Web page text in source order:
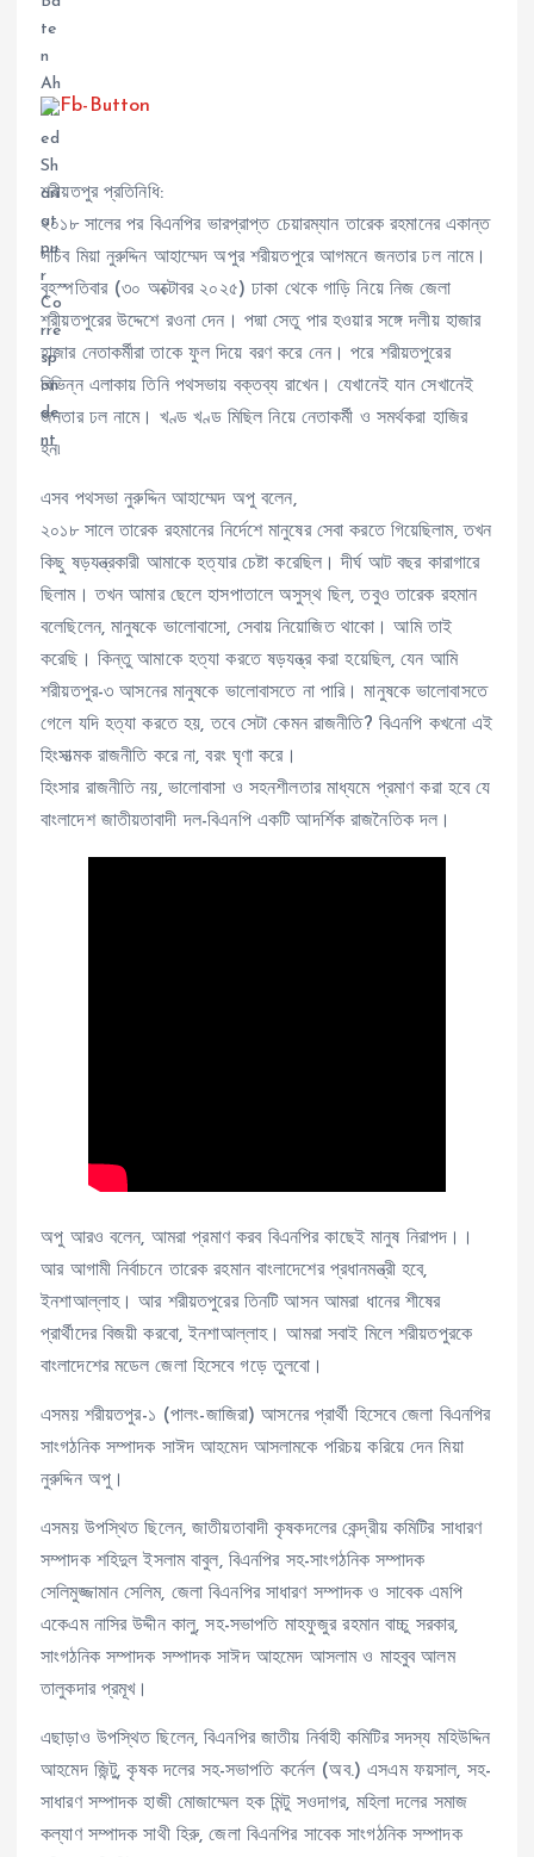
শরীয়তপুর প্রতিনিধি:
২০১৮ সালের পর বিএনপির ভারপ্রাপ্ত চেয়ারম্যান তারেক রহমানের একান্ত
সচিব মিয়া নুরুদ্দিন আহাম্মেদ অপুর শরীয়তপুরে আগমনে জনতার ঢল নামে।
বৃহস্পতিবার (৩০ অক্টোবর ২০২৫) ঢাকা থেকে গাড়ি নিয়ে নিজ জেলা
শরীয়তপুরের উদ্দেশে রওনা দেন। পদ্মা সেতু পার হওয়ার সঙ্গে দলীয় হাজার
হাজার নেতাকর্মীরা তাকে ফুল দিয়ে বরণ করে নেন। পরে শরীয়তপুরের
বিভিন্ন এলাকায় তিনি পথসভায় বক্তব্য রাখেন। যেখানেই যান সেখানেই
জনতার ঢল নামে। খণ্ড খণ্ড মিছিল নিয়ে নেতাকর্মী ও সমর্থকরা হাজির
হন৷
এসব পথসভা নুরুদ্দিন আহাম্মেদ অপু বলেন,
২০১৮ সালে তারেক রহমানের নির্দেশে মানুষের সেবা করতে গিয়েছিলাম, তখন
কিছু ষড়যন্ত্রকারী আমাকে হত্যার চেষ্টা করেছিল। দীর্ঘ আট বছর কারাগারে
ছিলাম। তখন আমার ছেলে হাসপাতালে অসুস্থ ছিল, তবুও তারেক রহমান
বলেছিলেন, মানুষকে ভালোবাসো, সেবায় নিয়োজিত থাকো। আমি তাই
করেছি। কিন্তু আমাকে হত্যা করতে ষড়যন্ত্র করা হয়েছিল, যেন আমি
শরীয়তপুর-৩ আসনের মানুষকে ভালোবাসতে না পারি। মানুষকে ভালোবাসতে
গেলে যদি হত্যা করতে হয়, তবে সেটা কেমন রাজনীতি? বিএনপি কখনো এই
হিংসাত্মক রাজনীতি করে না, বরং ঘৃণা করে।
হিংসার রাজনীতি নয়, ভালোবাসা ও সহনশীলতার মাধ্যমে প্রমাণ করা হবে যে
বাংলাদেশ জাতীয়তাবাদী দল-বিএনপি একটি আদর্শিক রাজনৈতিক দল।
অপু আরও বলেন, আমরা প্রমাণ করব বিএনপির কাছেই মানুষ নিরাপদ।।
আর আগামী নির্বাচনে তারেক রহমান বাংলাদেশের প্রধানমন্ত্রী হবে,
ইনশাআল্লাহ। আর শরীয়তপুরের তিনটি আসন আমরা ধানের শীষের
প্রার্থীদের বিজয়ী করবো, ইনশাআল্লাহ। আমরা সবাই মিলে শরীয়তপুরকে
বাংলাদেশের মডেল জেলা হিসেবে গড়ে তুলবো।
এসময় শরীয়তপুর-১ (পালং-জাজিরা) আসনের প্রার্থী হিসেবে জেলা বিএনপির
সাংগঠনিক সম্পাদক সাঈদ আহমেদ আসলামকে পরিচয় করিয়ে দেন মিয়া
নুরুদ্দিন অপু।
এসময় উপস্থিত ছিলেন, জাতীয়তাবাদী কৃষকদলের কেন্দ্রীয় কমিটির সাধারণ
সম্পাদক শহিদুল ইসলাম বাবুল, বিএনপির সহ-সাংগঠনিক সম্পাদক
সেলিমুজ্জামান সেলিম, জেলা বিএনপির সাধারণ সম্পাদক ও সাবেক এমপি
একেএম নাসির উদ্দীন কালু, সহ-সভাপতি মাহফুজুর রহমান বাচ্চু সরকার,
সাংগঠনিক সম্পাদক সম্পাদক সাঈদ আহমেদ আসলাম ও মাহবুব আলম
তালুকদার প্রমূখ।
এছাড়াও উপস্থিত ছিলেন, বিএনপির জাতীয় নির্বাহী কমিটির সদস্য মহিউদ্দিন
আহমেদ জিন্টু, কৃষক দলের সহ-সভাপতি কর্নেল (অব.) এসএম ফয়সাল, সহ-
সাধারণ সম্পাদক হাজী মোজাম্মেল হক মিন্টু সওদাগর, মহিলা দলের সমাজ
কল্যাণ সম্পাদক সাথী হিরু, জেলা বিএনপির সাবেক সাংগঠনিক সম্পাদক